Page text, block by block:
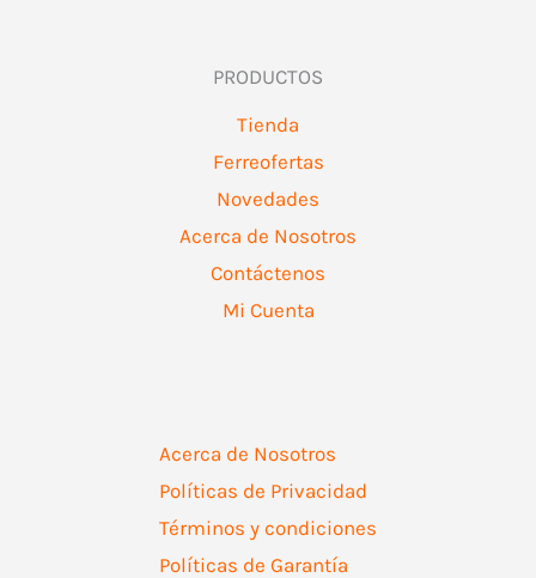
PRODUCTOS
Tienda
Ferreofertas
Novedades
Acerca de Nosotros
Contáctenos
Mi Cuenta
Acerca de Nosotros
Políticas de Privacidad
Términos y condiciones
Políticas de Garantía